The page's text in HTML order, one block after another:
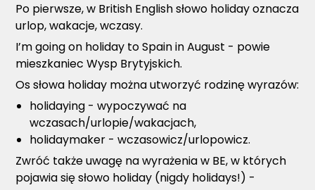
Po pierwsze, w British English słowo holiday oznacza
urlop, wakacje, wczasy.
I’m going on holiday to Spain in August - powie
mieszkaniec Wysp Brytyjskich.
Os słowa holiday można utworzyć rodzinę wyrazów:
holidaying - wypoczywać na
wczasach/urlopie/wakacjach,
holidaymaker - wczasowicz/urlopowicz.
Zwróć także uwagę na wyrażenia w BE, w których
pojawia się słowo holiday (nigdy holidays!) -